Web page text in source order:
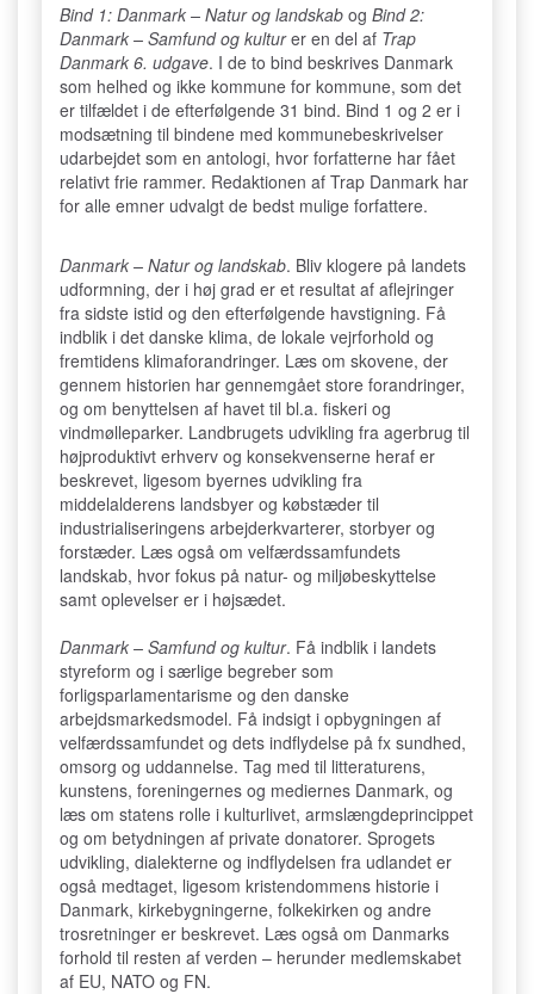
Bind 1: Danmark – Natur og landskab og Bind 2:
Danmark – Samfund og kulturer en del af Trap
Danmark 6. udgave. I de to bind beskrives Danmark
som helhed og ikke kommune for kommune, som det
er tilfældet i de efterfølgende 31 bind. Bind 1 og 2 er i
modsætning til bindene med kommunebeskrivelser
udarbejdet som en antologi, hvor forfatterne har fået
relativt frie rammer. Redaktionen af Trap Danmark har
for alle emner udvalgt de bedst mulige forfattere.
Danmark – Natur og landskab. Bliv klogere på landets
udformning, der i høj grad er et resultat af aflejringer
fra sidste istid og den efterfølgende havstigning. Få
indblik i det danske klima, de lokale vejrforhold og
fremtidens klimaforandringer. Læs om skovene, der
gennem historien har gennemgået store forandringer,
og om benyttelsen af havet til bl.a. fiskeri og
vindmølleparker. Landbrugets udvikling fra agerbrug til
højproduktivt erhverv og konsekvenserne heraf er
beskrevet, ligesom byernes udvikling fra
middelalderens landsbyer og købstæder til
industrialiseringens arbejderkvarterer, storbyer og
forstæder. Læs også om velfærdssamfundets
landskab, hvor fokus på natur- og miljøbeskyttelse
samt oplevelser er i højsædet.
Danmark – Samfund og kultur. Få indblik i landets
styreform og i særlige begreber som
forligsparlamentarisme og den danske
arbejdsmarkedsmodel. Få indsigt i opbygningen af
velfærdssamfundet og dets indflydelse på fx sundhed,
omsorg og uddannelse. Tag med til litteraturens,
kunstens, foreningernes og mediernes Danmark, og
læs om statens rolle i kulturlivet, armslængdeprincippet
og om betydningen af private donatorer. Sprogets
udvikling, dialekterne og indflydelsen fra udlandet er
også medtaget, ligesom kristendommens historie i
Danmark, kirkebygningerne, folkekirken og andre
trosretninger er beskrevet. Læs også om Danmarks
forhold til resten af verden – herunder medlemskabet
af EU, NATO og FN.